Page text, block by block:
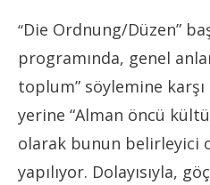
“Die Ordnung/Düzen”
programında, genel
toplum” söylemine karşı
yerine “Alman öncü
olarak bunun belirleyici
yapılıyor. Dolayısıyla,